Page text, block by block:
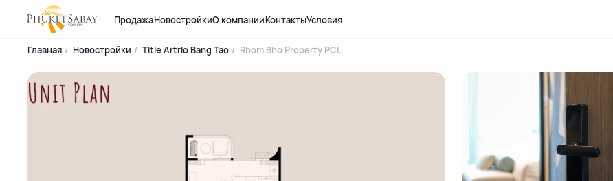
ПродажаНовостройкиО компанииКонтактыУсловия
Главная Новостройки Title Artrio Bang Tao Rhom Bho Property PCL